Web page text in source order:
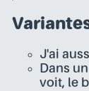
J'ai
Dans
voit, le